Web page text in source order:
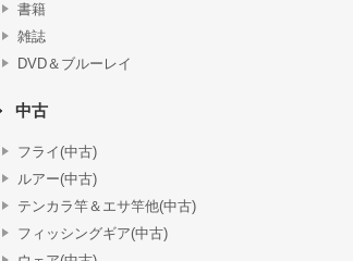
書籍
雑誌
DVD＆ブルーレイ
中古
フライ(中古)
ルアー(中古)
テンカラ竿＆エサ竿他(中古)
フィッシングギア(中古)